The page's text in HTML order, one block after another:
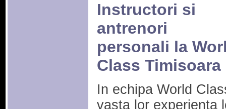
Instructori si
antrenori
personali la
Class Timisoara
In echipa World
vasta lor experienta